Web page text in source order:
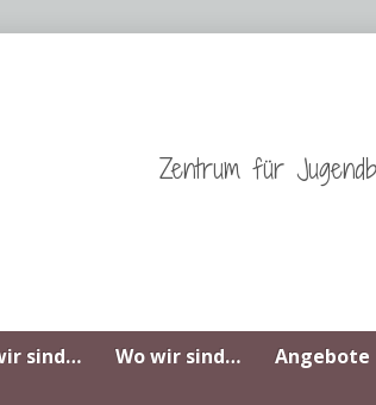
Zentrum für
sind… Wo wir sind… Angebote